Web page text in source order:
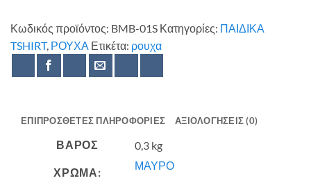
Κωδικός προϊόντος: BMB-01S Κατηγορίες: ΠΑΙΔΙΚΑ
TSHIRT, ΡΟΥΧΑ Ετικέτα: ρουχα
ΕΠΙΠΡΌΣΘΕΤΕΣ ΠΛΗΡΟΦΟΡΊΕΣ ΑΞΙΟΛΟΓΉΣΕΙΣ (0)
ΒΆΡΟΣ 0,3 kg
ΧΡΩΜΑ:
ΜΑΥΡΟ